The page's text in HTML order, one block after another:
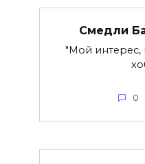
Смедли
"Мой интерес,
0